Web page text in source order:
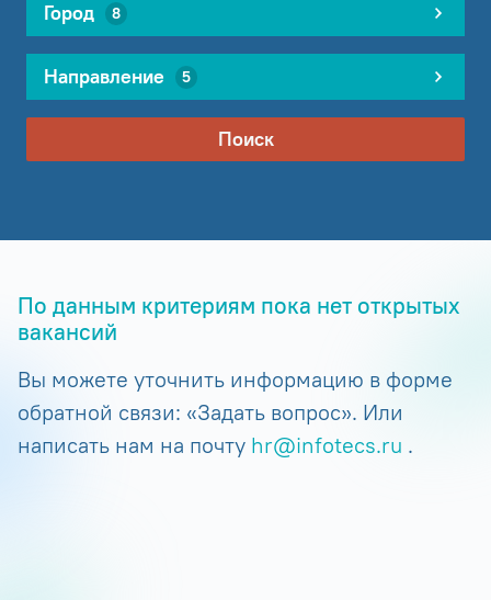
Город 8
Направление 5
Поиск
По данным критериям пока нет открытых
вакансий
Вы можете уточнить информацию в форме
обратной связи: «Задать вопрос». Или
написать нам на почту hr@infotecs.ru .